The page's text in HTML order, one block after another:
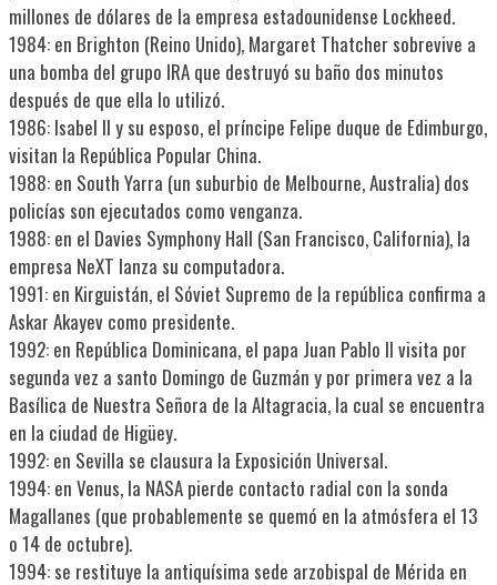
millones de dólares de la empresa estadounidense Lockheed.
1984: en Brighton (Reino Unido), Margaret Thatcher sobrevive a
una bomba del grupo IRA que destruyó su baño dos minutos
después de que ella lo utilizó.
1986: Isabel II y su esposo, el príncipe Felipe duque de Edimburgo,
visitan la República Popular China.
1988: en South Yarra (un suburbio de Melbourne, Australia) dos
policías son ejecutados como venganza.
1988: en el Davies Symphony Hall (San Francisco, California), la
empresa NeXT lanza su computadora.
1991: en Kirguistán, el Sóviet Supremo de la república confirma a
Askar Akayev como presidente.
1992: en República Dominicana, el papa Juan Pablo II visita por
segunda vez a santo Domingo de Guzmán y por primera vez a la
Basílica de Nuestra Señora de la Altagracia, la cual se encuentra
en la ciudad de Higüey.
1992: en Sevilla se clausura la Exposición Universal.
1994: en Venus, la NASA pierde contacto radial con la sonda
Magallanes (que probablemente se quemó en la atmósfera el 13
o 14 de octubre).
1994: se restituye la antiquísima sede arzobispal de Mérida en